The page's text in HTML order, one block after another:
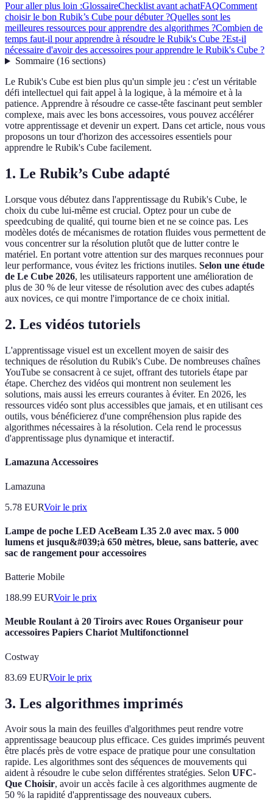
Pour aller plus loin :GlossaireChecklist avant achatFAQComment
choisir le bon Rubik’s Cube pour débuter ?Quelles sont les
meilleures ressources pour apprendre des algorithmes ?Combien de
temps faut-il pour apprendre à résoudre le Rubik's Cube ?Est-il
nécessaire d'avoir des accessoires pour apprendre le Rubik's Cube ?
Sommaire(16 sections)
Le Rubik's Cube est bien plus qu'un simple jeu : c'est un véritable
défi intellectuel qui fait appel à la logique, à la mémoire et à la
patience. Apprendre à résoudre ce casse-tête fascinant peut sembler
complexe, mais avec les bons accessoires, vous pouvez accélérer
votre apprentissage et devenir un expert. Dans cet article, nous vous
proposons un tour d'horizon des accessoires essentiels pour
apprendre le Rubik's Cube facilement.
1. Le Rubik’s Cube adapté
Lorsque vous débutez dans l'apprentissage du Rubik's Cube, le
choix du cube lui-même est crucial. Optez pour un cube de
speedcubing de qualité, qui tourne bien et ne se coince pas. Les
modèles dotés de mécanismes de rotation fluides vous permettent de
vous concentrer sur la résolution plutôt que de lutter contre le
matériel. En portant votre attention sur des marques reconnues pour
leur performance, vous évitez les frictions inutiles. Selon une étude
de Le Cube 2026, les utilisateurs rapportent une amélioration de
plus de 30 % de leur vitesse de résolution avec des cubes adaptés
aux novices, ce qui montre l'importance de ce choix initial.
2. Les vidéos tutoriels
L'apprentissage visuel est un excellent moyen de saisir des
techniques de résolution du Rubik's Cube. De nombreuses chaînes
YouTube se consacrent à ce sujet, offrant des tutoriels étape par
étape. Cherchez des vidéos qui montrent non seulement les
solutions, mais aussi les erreurs courantes à éviter. En 2026, les
ressources vidéo sont plus accessibles que jamais, et en utilisant ces
outils, vous bénéficierez d'une compréhension plus rapide des
algorithmes nécessaires à la résolution. Cela rend le processus
d'apprentissage plus dynamique et interactif.
Lamazuna Accessoires
Lamazuna
5.78 EURVoir le prix
Lampe de poche LED AceBeam L35 2.0 avec max. 5 000
lumens et jusqu&#039;à 650 mètres, bleue, sans batterie, avec
sac de rangement pour accessoires
Batterie Mobile
188.99 EURVoir le prix
Meuble Roulant à 20 Tiroirs avec Roues Organiseur pour
accessoires Papiers Chariot Multifonctionnel
Costway
83.69 EURVoir le prix
3. Les algorithmes imprimés
Avoir sous la main des feuilles d'algorithmes peut rendre votre
apprentissage beaucoup plus efficace. Ces guides imprimés peuvent
être placés près de votre espace de pratique pour une consultation
rapide. Les algorithmes sont des séquences de mouvements qui
aident à résoudre le cube selon différentes stratégies. Selon UFC-
Que Choisir, avoir un accès facile à ces algorithmes augmente de
50 % la rapidité d'apprentissage des nouveaux cubers.